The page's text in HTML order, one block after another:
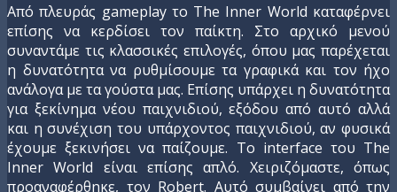
Aπό πλευράς gameplay το Τhe Inner World καταφέρνει
επίσης να κερδίσει τον παίκτη. Στο αρχικό μενού
συναντάμε τις κλασσικές επιλογές, όπου μας παρέχεται
η δυνατότητα να ρυθμίσουμε τα γραφικά και τον ήχο
ανάλογα με τα γούστα μας. Επίσης υπάρχει η δυνατότητα
για ξεκίνημα νέου παιχνιδιού, εξόδου από αυτό αλλά
και η συνέχιση του υπάρχοντος παιχνιδιού, αν φυσικά
έχουμε ξεκινήσει να παίζουμε. Το interface του The
Inner World είναι επίσης απλό. Χειριζόμαστε, όπως
προαναφέρθηκε, τον Robert. Αυτό συμβαίνει από την